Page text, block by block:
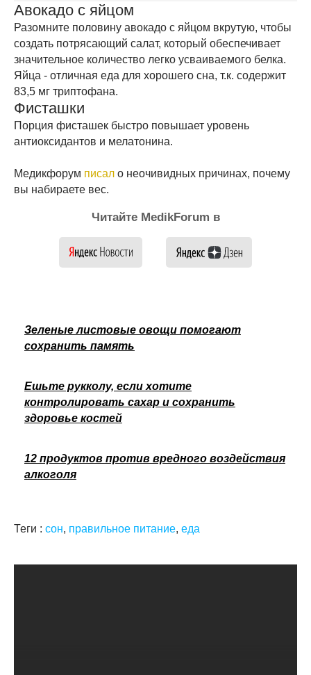
Авокадо с яйцом
Разомните половину авокадо с яйцом вкрутую, чтобы
создать потрясающий салат, который обеспечивает
значительное количество легко усваиваемого белка.
Яйца - отличная еда для хорошего сна, т.к. содержит
83,5 мг триптофана.
Фисташки
Порция фисташек быстро повышает уровень
антиоксидантов и мелатонина.
Медикфорум писал о неочивидных причинах, почему
вы набираете вес.
Читайте MedikForum в
Зеленые листовые овощи помогают
сохранить память
Ешьте рукколу, если хотите
контролировать сахар и сохранить
здоровье костей
12 продуктов против вредного воздействия
алкоголя
Теги : сон, правильное питание, еда